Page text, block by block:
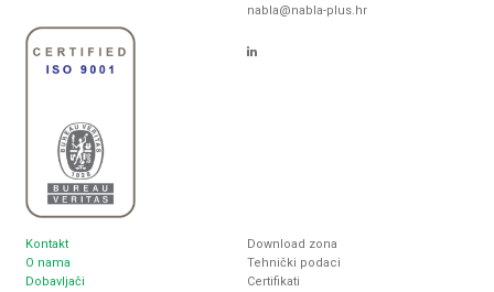
nabla@nabla-plus.hr
Kontakt
O nama
Dobavljači
Download zona
Tehnički podaci
Certifikati